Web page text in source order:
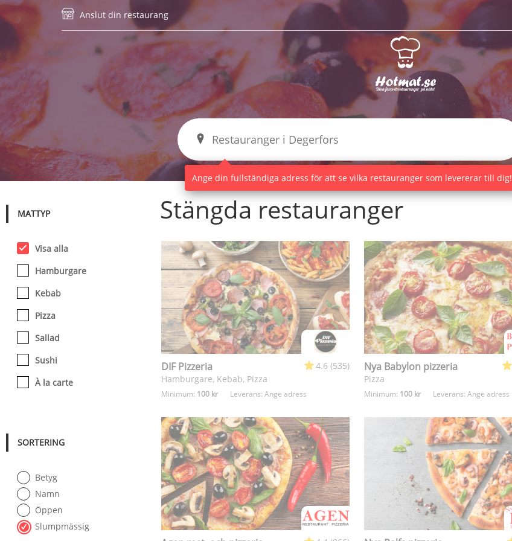
Anslut din restaurang
Ange din fullständiga adress för att se vilka restauranger som levererar till dig!
MATTYP
Visa alla
Hamburgare
Kebab
Pizza
Sallad
Sushi
À la carte
SORTERING
Betyg
Namn
Öppen
Slumpmässig
Stängda restauranger
DIF Pizzeria
4.6 (535)
Hamburgare, Kebab, Pizza
Minimum: 100 kr Leverans: Ange adress
Nya Babylon pizzeria
Pizza
Minimum: 100 kr Leverans: Ange adress